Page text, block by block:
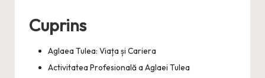
Cuprins
Aglaea Tulea: Viața și Cariera
Activitatea Profesională a Aglaei Tulea